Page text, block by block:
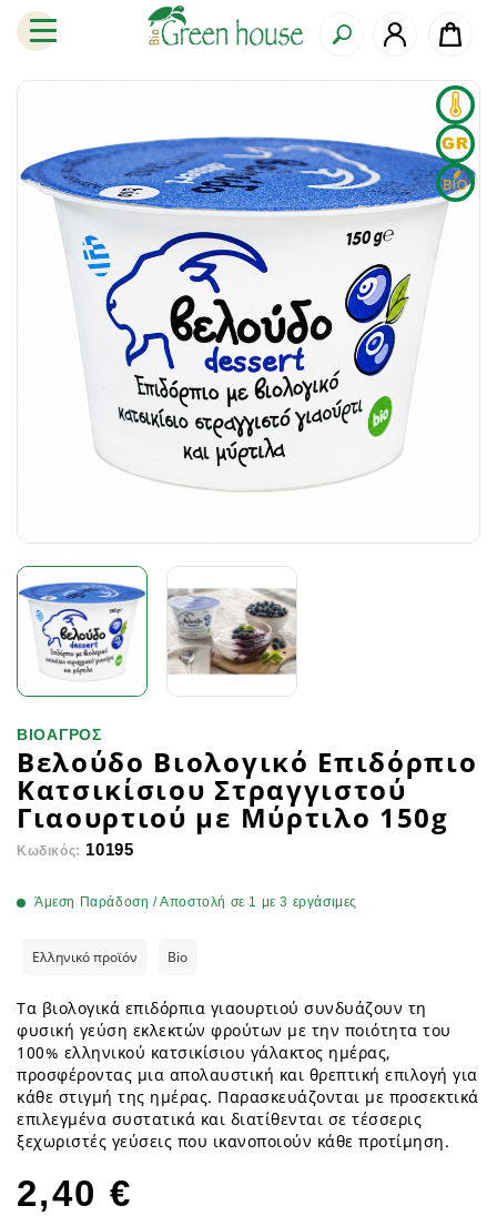
ΒΙΟΑΓΡΟΣ
Βελούδο Βιολογικό Επιδόρπιο
Κατσικίσιου Στραγγιστού
Γιαουρτιού με Μύρτιλο 150g
Κωδικός: 10195
Άμεση Παράδοση / Αποστολή σε 1 με 3 εργάσιμες
Ελληνικό προϊόν Bio
Τα βιολογικά επιδόρπια γιαουρτιού συνδυάζουν τη
φυσική γεύση εκλεκτών φρούτων με την ποιότητα του
100% ελληνικού κατσικίσιου γάλακτος ημέρας,
προσφέροντας μια απολαυστική και θρεπτική επιλογή για
κάθε στιγμή της ημέρας. Παρασκευάζονται με προσεκτικά
επιλεγμένα συστατικά και διατίθενται σε τέσσερις
ξεχωριστές γεύσεις που ικανοποιούν κάθε προτίμηση.
2,40 €